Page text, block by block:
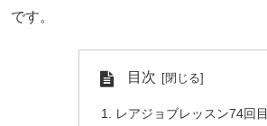
です。
目次
レアジョブレッスン74回目